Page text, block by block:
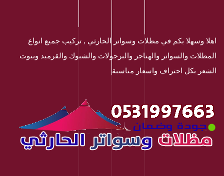
اهلا وسهلا بكم في مظلات وسواتر الحارثي , تركيب جميع انواع
المظلات والسواتر والهناجر والبرجولات والشبوك والقرميد وبيوت
الشعر بكل احتراف واسعار مناسبة